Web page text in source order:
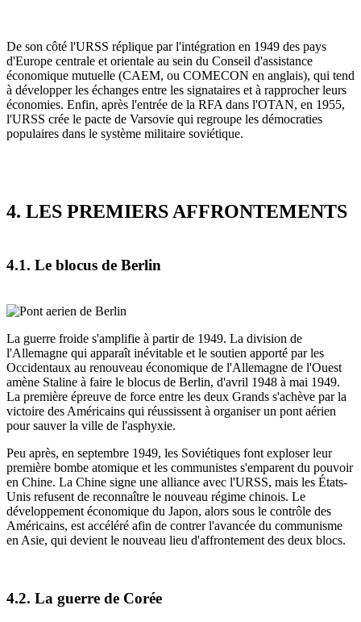
De son côté l'URSS réplique par l'intégration en 1949 des pays
d'Europe centrale et orientale au sein du Conseil d'assistance
économique mutuelle (CAEM, ou COMECON en anglais), qui tend
à développer les échanges entre les signataires et à rapprocher leurs
économies. Enfin, après l'entrée de la RFA dans l'OTAN, en 1955,
l'URSS crée le pacte de Varsovie qui regroupe les démocraties
populaires dans le système militaire soviétique.
4. LES PREMIERS AFFRONTEMENTS
4.1. Le blocus de Berlin
La guerre froide s'amplifie à partir de 1949. La division de
l'Allemagne qui apparaît inévitable et le soutien apporté par les
Occidentaux au renouveau économique de l'Allemagne de l'Ouest
amène Staline à faire le blocus de Berlin, d'avril 1948 à mai 1949.
La première épreuve de force entre les deux Grands s'achève par la
victoire des Américains qui réussissent à organiser un pont aérien
pour sauver la ville de l'asphyxie.
Peu après, en septembre 1949, les Soviétiques font exploser leur
première bombe atomique et les communistes s'emparent du pouvoir
en Chine. La Chine signe une alliance avec l'URSS, mais les États-
Unis refusent de reconnaître le nouveau régime chinois. Le
développement économique du Japon, alors sous le contrôle des
Américains, est accéléré afin de contrer l'avancée du communisme
en Asie, qui devient le nouveau lieu d'affrontement des deux blocs.
4.2. La guerre de Corée